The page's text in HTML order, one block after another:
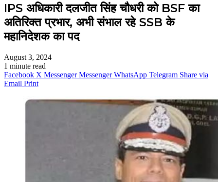
IPS अधिकारी दलजीत सिंह चौधरी को BSF का
अतिरिक्त प्रभार, अभी संभाल रहे SSB के
महानिदेशक का पद
August 3, 2024
1 minute read
Facebook X Messenger Messenger WhatsApp Telegram Share via
Email Print